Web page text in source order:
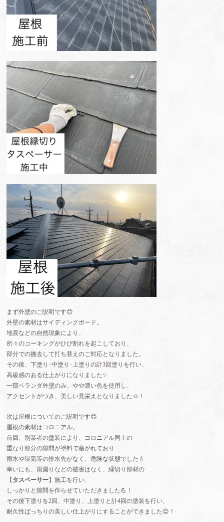
まず外壁のご説明です😊
外壁の素材はサイディングボード。
地震などの自然現象により、
所々のコーキングがひび割れを起こしており、
部分での撤去して打ち替えのご対応となりました。
その後、下塗り･中塗り･上塗りの計3回塗りを行い、
高級感のある仕上がりになりました✨
一部ベランダ外壁のみ、やや濃い色を使用し、
アクセントがつき、美しい見栄えとなりました☺️！
次は屋根についてのご説明です😊
屋根の素材はコロニアル。
前回、別業者の塗装により、コロニアル同士の
重なり部分の隙間が塗料で塞がれており
雨水や湿気等の排水先がなく、危険な状態でした💧‬
幸いにも、雨漏りなどの被害はなく、縁切り部材の
【タスペーサー】施工を行い、
しっかりと隙間を作らせていただきました💪！
その後下塗りを2回、中塗り、上塗りと計4回の塗装を行い、
耐久性ばっちりの美しい仕上がりにすることができました😊！